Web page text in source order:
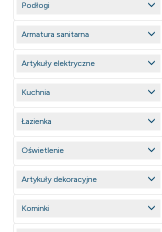
Podłogi
Armatura sanitarna
Artykuły elektryczne
Kuchnia
Łazienka
Oświetlenie
Artykuły dekoracyjne
Kominki